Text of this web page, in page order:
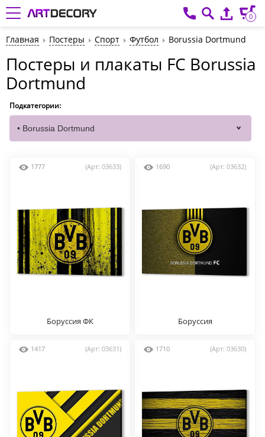
0
Главная Постеры Спорт Футбол Borussia Dortmund
Постеры и плакаты FC Borussia
Dortmund
Подкатегории:
1777 (Арт: 03633)
Боруссия ФК
1690 (Арт: 03632)
Боруссия
1417 (Арт: 03631) 1710 (Арт: 03630)